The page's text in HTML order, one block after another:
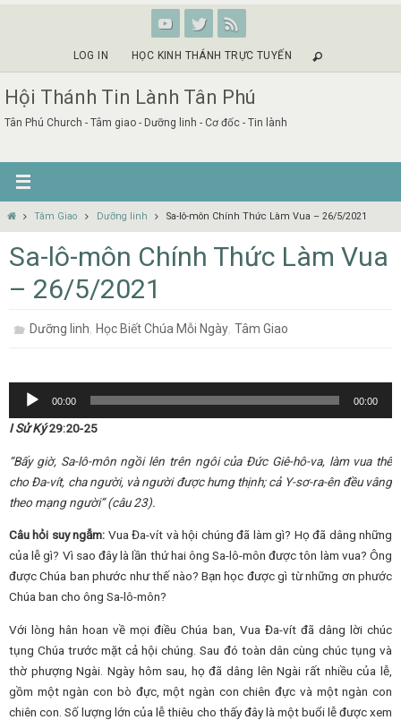
LOG IN HỌC KINH THÁNH TRỰC TUYẾN
Hội Thánh Tin Lành Tân Phú
Tân Phú Church - Tâm giao - Dưỡng linh - Cơ đốc - Tin lành
HomeTâm Giao Dưỡng linh Sa-lô-môn Chính Thức Làm Vua – 26/5/2021
Sa-lô-môn Chính Thức Làm Vua
– 26/5/2021
Dưỡng linh,Học Biết Chúa Mỗi Ngày,Tâm Giao
Audio
00:00 00:00
ISử Ký29:20-25
“Bấy giờ, Sa-lô-môn ngồi lên trên ngôi của Đức Giê-hô-va, làm vua thế
cho Đa-vít, cha người, và người được hưng thịnh; cả Y-sơ-ra-ên đều vâng
theo mạng người” (câu 23).
Câu hỏi suy ngẫm: Vua Đa-vít và hội chúng đã làm gì? Họ đã dâng những
của lễ gì? Vì sao đây là lần thứ hai ông Sa-lô-môn được tôn làm vua? Ông
được Chúa ban phước như thế nào? Bạn học được gì từ những ơn phước
Chúa ban cho ông Sa-lô-môn?
Với lòng hân hoan về mọi điều Chúa ban, Vua Đa-vít đã dâng lời chúc
tụng Chúa trước mặt cả hội chúng. Sau đó toàn dân cùng chúc tụng và
thờ phượng Ngài. Ngày hôm sau, họ đã dâng lên Ngài rất nhiều của lễ,
gồm một ngàn con bò đực, một ngàn con chiên đực và một ngàn con
chiên con. Số lượng lớn của lễ thiêu cho thấy đây là một buổi lễ được xem